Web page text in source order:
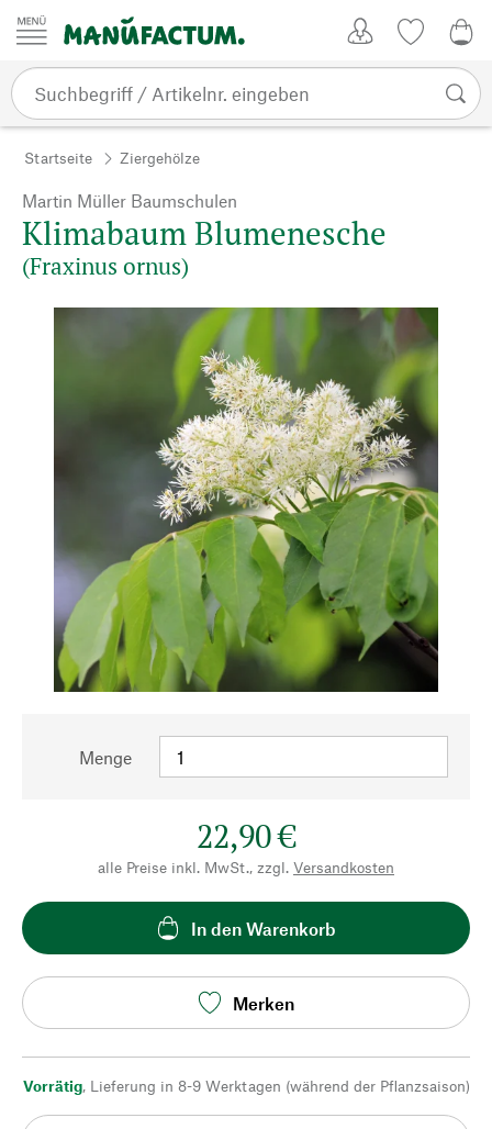
Zum Inhalt springen
Startseite Ziergehölze
Martin Müller Baumschulen
Klimabaum Blumenesche
(Fraxinus ornus)
Menge
22,90 €
alle Preise inkl. MwSt., zzgl. Versandkosten
In den Warenkorb
Merken
Vorrätig, Lieferung in 8-9 Werktagen (während der Pflanzsaison)